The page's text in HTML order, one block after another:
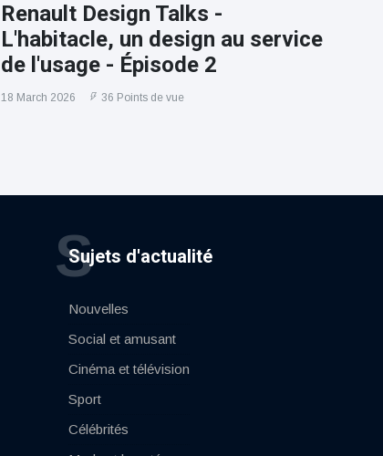
Renault Design Talks -
L'habitacle, un design au service
de l'usage - Épisode 2
18 March 2026 36 Points de vue
Sujets d'actualité
S
Nouvelles
Social et amusant
Cinéma et télévision
Sport
Célébrités